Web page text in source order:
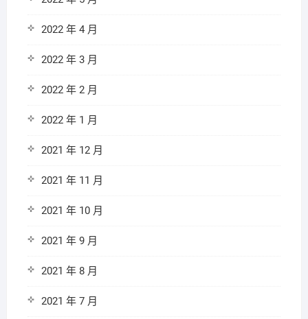
2022 年 4 月
2022 年 3 月
2022 年 2 月
2022 年 1 月
2021 年 12 月
2021 年 11 月
2021 年 10 月
2021 年 9 月
2021 年 8 月
2021 年 7 月